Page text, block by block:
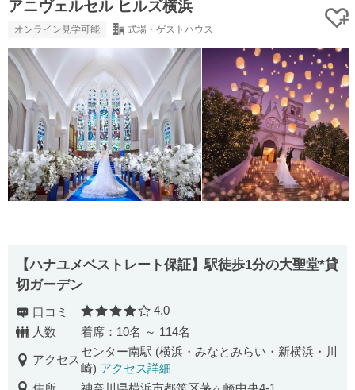
アニヴェルセル ヒルズ横浜
オンライン見学可能 式場・ゲストハウス
【ハナユメベストレート保証】駅徒歩1分の大聖堂*貸
切ガーデン
口コミ 口コミ評価
4.0
人数
着席：10名 ～ 114名
アクセス
センター南駅 (横浜・みなとみらい・新横浜・川
崎) アクセス詳細